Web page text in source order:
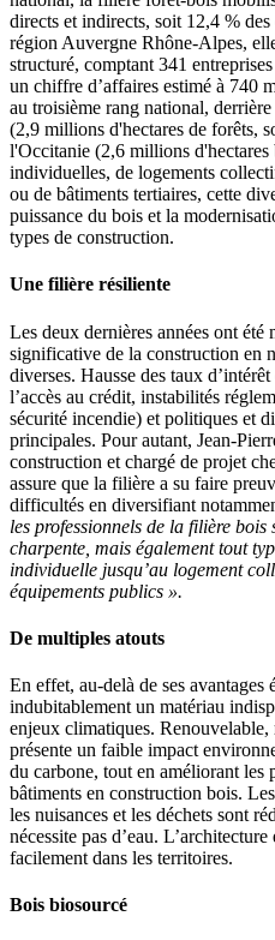
directs et indirects, soit 12,4 %
région Auvergne Rhône-Alpes,
structuré, comptant 341
un chiffre d’affaires estimé à 740
au troisième rang national,
(2,9 millions d'hectares de forêts,
l'Occitanie (2,6 millions d'hectares
individuelles, de logements
ou de bâtiments tertiaires, cette
puissance du bois et la
types de construction.
Une filière résiliente
Les deux dernières années ont été
significative de la construction en
diverses. Hausse des taux
l’accès au crédit, instabilités
sécurité incendie) et politiques et
principales. Pour autant, Jean-
construction et chargé de projet
assure que la filière a su faire
difficultés en diversifiant
les professionnels de la filière
charpente, mais également tout
individuelle jusqu’au logement
équipements publics ».
De multiples atouts
En effet, au-delà de ses avantages
indubitablement un matériau
enjeux climatiques.
présente un faible impact
du carbone, tout en améliorant les
bâtiments en construction bois.
les nuisances et les déchets sont
nécessite pas d’eau.
facilement dans les territoires.
Bois biosourcé